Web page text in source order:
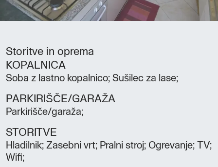
Storitve in oprema
KOPALNICA
Soba z lastno kopalnico; Sušilec za lase;
PARKIRIŠČE/GARAŽA
Parkirišče/garaža;
STORITVE
Hladilnik; Zasebni vrt; Pralni stroj; Ogrevanje; TV;
Wifi;